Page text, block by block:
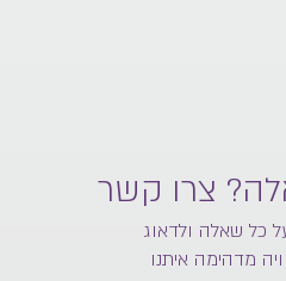
צרו קשר
כל שאלה ולדאוג
מדהימה איתנו